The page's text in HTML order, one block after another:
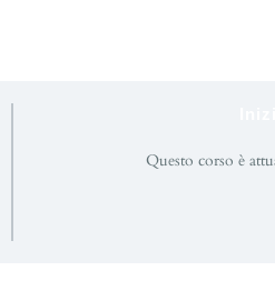
Questo corso è